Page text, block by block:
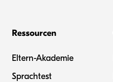
Ressourcen
Eltern-Akademie
Sprachtest